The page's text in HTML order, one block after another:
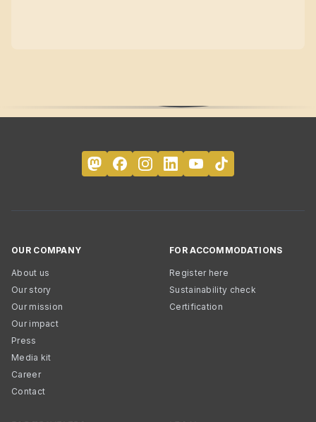
OUR COMPANY
About us
Our story
Our mission
Our impact
Press
Media kit
Career
Contact
FOR ACCOMMODATIONS
Register here
Sustainability check
Certification